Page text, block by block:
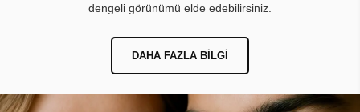
dengeli görünümü elde edebilirsiniz.
DAHA FAZLA BILGI